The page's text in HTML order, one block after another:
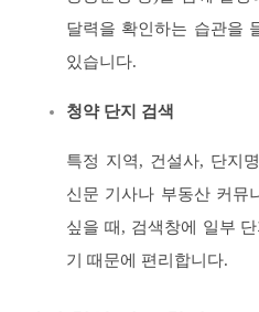
달력을 확인하는 습관을
있습니다.
청약 단지 검색
특정 지역, 건설사, 단지
신문 기사나 부동산 커뮤
싶을 때, 검색창에 일부
기 때문에 편리합니다.